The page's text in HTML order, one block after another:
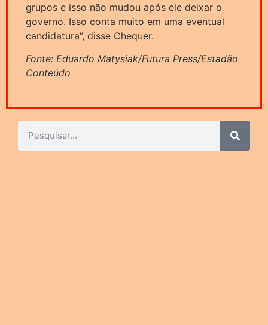
grupos e isso não mudou após ele deixar o
governo. Isso conta muito em uma eventual
candidatura”, disse Chequer.
Fonte: Eduardo Matysiak/Futura Press/Estadão
Conteúdo